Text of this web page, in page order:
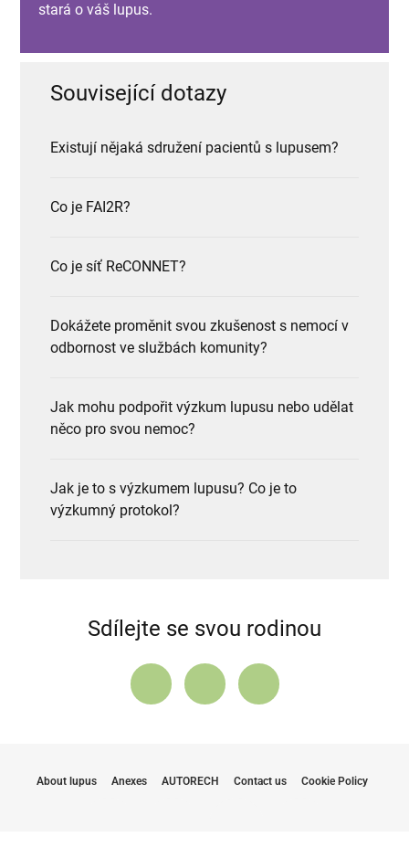
stará o váš lupus.
Související dotazy
Existují nějaká sdružení pacientů s lupusem?
Co je FAI2R?
Co je síť ReCONNET?
Dokážete proměnit svou zkušenost s nemocí v
odbornost ve službách komunity?
Jak mohu podpořit výzkum lupusu nebo udělat
něco pro svou nemoc?
Jak je to s výzkumem lupusu? Co je to
výzkumný protokol?
Sdílejte se svou rodinou
About lupus Anexes AUTORECH Contact us Cookie Policy